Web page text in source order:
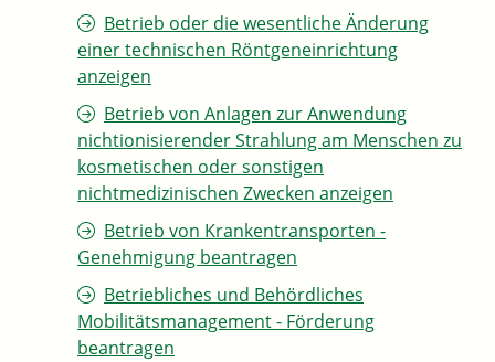
Betrieb oder die wesentliche Änderung
einer technischen Röntgeneinrichtung
anzeigen
Betrieb von Anlagen zur Anwendung
nichtionisierender Strahlung am Menschen zu
kosmetischen oder sonstigen
nichtmedizinischen Zwecken anzeigen
Betrieb von Krankentransporten -
Genehmigung beantragen
Betriebliches und Behördliches
Mobilitätsmanagement - Förderung
beantragen